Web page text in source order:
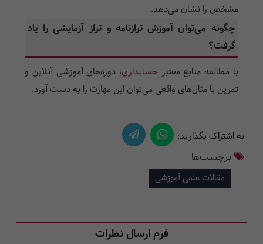
مشخص را نشان می‌دهد.
چگونه می‌توان آموزش ترازنامه و تراز آزمایشی را یاد
گرفت؟
با مطالعه منابع معتبر حسابداری، دوره‌های آموزشی آنلاین و
تمرین با مثال‌های واقعی می‌توان این مهارت را به دست آورد.
به اشتراک بگذارید:
برچسب‌ها
مقالات علمی آموزشی
فرم ارسال نظرات